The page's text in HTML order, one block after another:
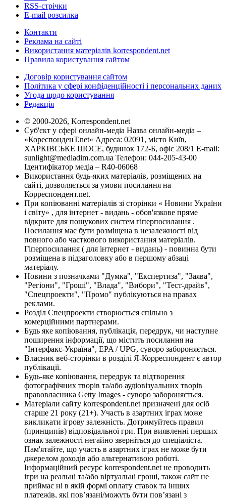
RSS-стрічки
E-mail розсилка
Контакти
Реклама на сайті
Використання матеріалів korrespondent.net
Правила користування сайтом
Договір користування сайтом
Політика у сфері конфіденційності і персональних даних
Угода щодо користування
Редакція
© 2000-2026, Korrespondent.net
Суб'єкт у сфері онлайн-медіа Назва онлайн-медіа –
«КореспонденТ.net» Адреса: 02091, місто Київ,
ХАРКІВСЬКЕ ШОСЕ, будинок 172-Б, офіс 208/1 E-mail:
sunlight@mediadim.com.ua Телефон: 044-205-43-00
Ідентифікатор медіа – R40-06068
Використання будь-яких матеріалів, розміщених на
сайті, дозволяється за умови посилання на
Корреспондент.net.
При копіюванні матеріалів зі сторінки « Новини України
і світу» , для інтернет - видань - обов'язкове пряме
відкрите для пошукових систем гіперпосилання .
Посилання має бути розміщена в незалежності від
повного або часткового використання матеріалів.
Гіперпосилання ( для інтернет - видань) - повинна бути
розміщена в підзаголовку або в першому абзаці
матеріалу.
Новини з позначками "Думка", "Експертиза", "Заява",
"Регіони", "Гроші", "Влада", "Вибори", "Тест-драйв",
"Спецпроекти", "Промо" публікуються на правах
реклами.
Розділ Спецпроекти створюється спільно з
комерційними партнерами.
Будь яке копіювання, публікація, передрук, чи наступне
поширення інформації, що містить посилання на
"Інтерфакс-Україна", EPA / UPG, суворо забороняється.
Власник веб-сторінки в розділі Я-Корреспондент є автор
публікації.
Будь-яке копіювання, передрук та відтворення
фотографічних творів та/або аудіовізуальних творів
правовласника Getty Images - суворо забороняється.
Матеріали сайту korrespondent.net призначені для осіб
старше 21 року (21+). Участь в азартних іграх може
викликати ігрову залежність. Дотримуйтесь правил
(принципів) відповідальної гри. При виявленні перших
ознак залежності негайно зверніться до спеціаліста.
Пам'ятайте, що участь в азартних іграх не може бути
джерелом доходів або альтернативою роботі.
Інформаційний ресурс korrespondent.net не проводить
ігри на реальні та/або віртуальні гроші, також сайт не
приймає ні в якій формі оплату ставок та інших
платежів, які пов’язані/можуть бути пов’язані з